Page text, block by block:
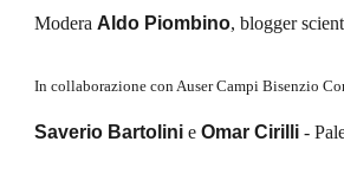
Modera Aldo Piombino, blogger
In collaborazione con Auser Campi Bisenzio
Saverio Bartolini e Omar Cirilli -